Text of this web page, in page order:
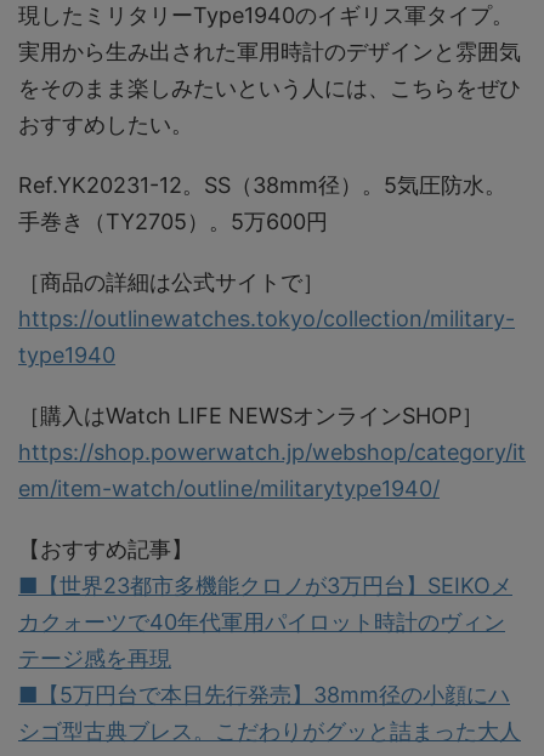
現したミリタリーType1940のイギリス軍タイプ。
実用から生み出された軍用時計のデザインと雰囲気
をそのまま楽しみたいという人には、こちらをぜひ
おすすめしたい。
Ref.YK20231-12。SS（38mm径）。5気圧防水。
手巻き（TY2705）。5万600円
［商品の詳細は公式サイトで］
https://outlinewatches.tokyo/collection/military-
type1940
［購入はWatch LIFE NEWSオンラインSHOP］
https://shop.powerwatch.jp/webshop/category/it
em/item-watch/outline/militarytype1940/
【おすすめ記事】
■【世界23都市多機能クロノが3万円台】SEIKOメ
カクォーツで40年代軍用パイロット時計のヴィン
テージ感を再現
■【5万円台で本日先行発売】38mm径の小顔にハ
シゴ型古典ブレス。こだわりがグッと詰まった大人